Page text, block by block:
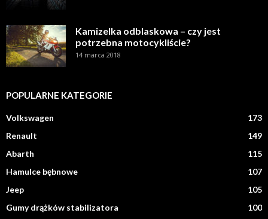
Kamizelka odblaskowa – czy jest
potrzebna motocykliście?
14 marca 2018
POPULARNE KATEGORIE
Volkswagen
173
Renault
149
Abarth
115
Hamulce bębnowe
107
Jeep
105
Gumy drążków stabilizatora
100